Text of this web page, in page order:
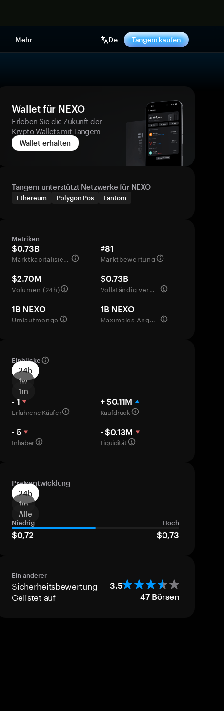
Mehr De Tangem kaufen
Wallet für NEXO
Erleben Sie die Zukunft der
Krypto-Wallets mit Tangem
Wallet erhalten
Tangem unterstützt Netzwerke für NEXO
Ethereum Polygon Pos Fantom
Metriken
$0.73B
Marktkapitalisierung
#81
Marktbewertung
$2.70M
Volumen (24h)
$0.73B
Vollständig verwässerte Bewertung
1B NEXO
Umlaufmenge
1B NEXO
Maximales Angebot
Einblicke
24h
1w
1m
- 1
Erfahrene Käufer
+ $0.11M
Kaufdruck
- 5
Inhaber
- $0.13M
Liquidität
Preisentwicklung
24h
1m
Alle
Niedrig Hoch
$0,72 $0,73
Ein anderer
Sicherheitsbewertung 3.5
Gelistet auf 47 Börsen